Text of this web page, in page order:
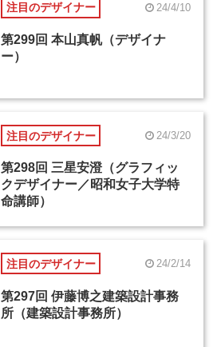
注目のデザイナー 24/4/10
第299回 本山真帆（デザイナ
ー）
注目のデザイナー 24/3/20
第298回 三星安澄（グラフィッ
クデザイナー／昭和女子大学特
命講師）
注目のデザイナー 24/2/14
第297回 伊藤博之建築設計事務
所（建築設計事務所）